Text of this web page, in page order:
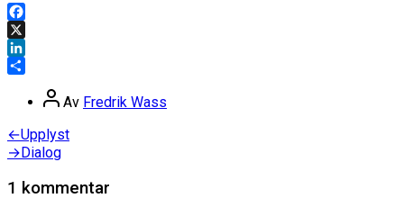
Facebook
X
LinkedIn
Inläggsförfattare
Av Fredrik Wass
Inläggsnavigering
←Föregående
inlägg:
Upplyst
→Nästa
Dialog
1 kommentar